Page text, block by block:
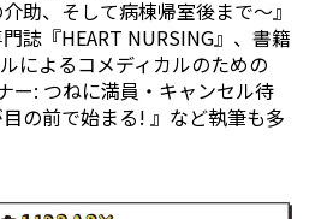
助、そして病棟帰室後まで～』
誌『HEART NURSING』、書籍
ルによるコメディカルのための
ー: つねに満員・キャンセル待
の前で始まる! 』など執筆も多